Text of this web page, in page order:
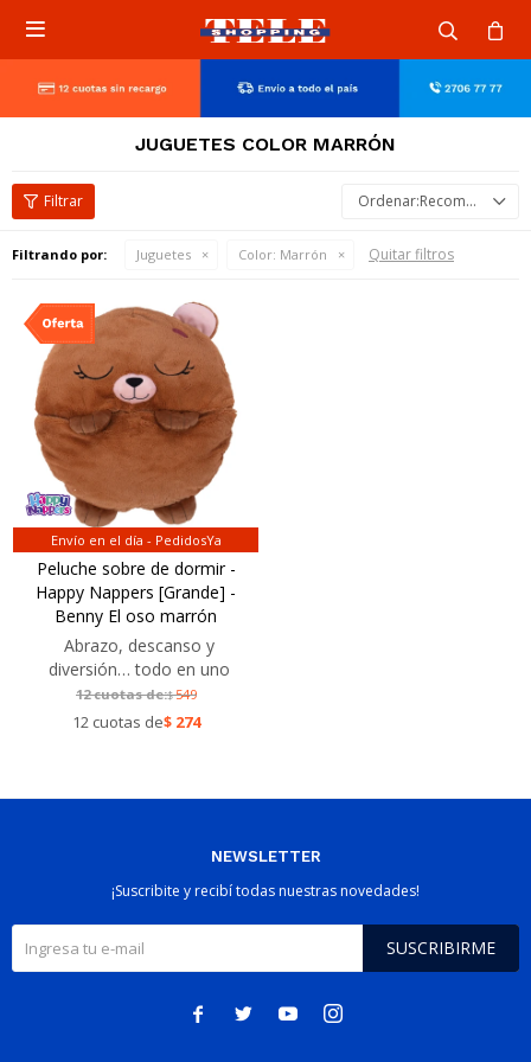

JUGUETES COLOR MARRÓN
Recomendados
Filtrando por: Juguetes Color: Marrón Quitar filtros
Envío en el día - PedidosYa
Peluche sobre de dormir -
Happy Nappers [Grande] -
Benny El oso marrón
Abrazo, descanso y
diversión… todo en uno
12 cuotas de:$549
12 cuotas de$ 274
NEWSLETTER
¡Suscribite y recibí todas nuestras novedades!
SUSCRIBIRME
   